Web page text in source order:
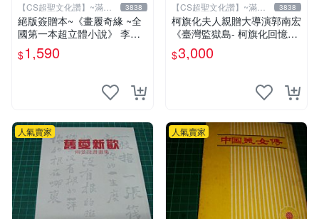
【CS超聖文化讚】~滿千
元送運
3838
絕版簽贈本~《畫履奇緣 ~全
國第一本超立體小說》 李奇
著 李奇繪圖【CS超聖文化2
讚】
$1,590
【CS超聖文化讚】~滿千
元送運
3838
柯旗化夫人親贈大導演郭南宏
《臺灣監獄島- 柯旗化回憶
錄》柯旗化著 第一出版社 20
02年修訂再版 【CS超聖文化
$3,000
人氣賣家 人氣賣家